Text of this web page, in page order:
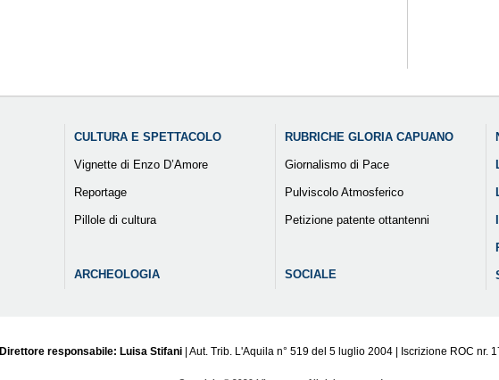
CULTURA E SPETTACOLO
Vignette di Enzo D’Amore
Reportage
Pillole di cultura
ARCHEOLOGIA
RUBRICHE GLORIA CAPUANO
Giornalismo di Pace
Pulviscolo Atmosferico
Petizione patente ottantenni
SOCIALE
Direttore responsabile: Luisa Stifani | Aut. Trib. L'Aquila n° 519 del 5 luglio 2004 | Iscrizione ROC nr.